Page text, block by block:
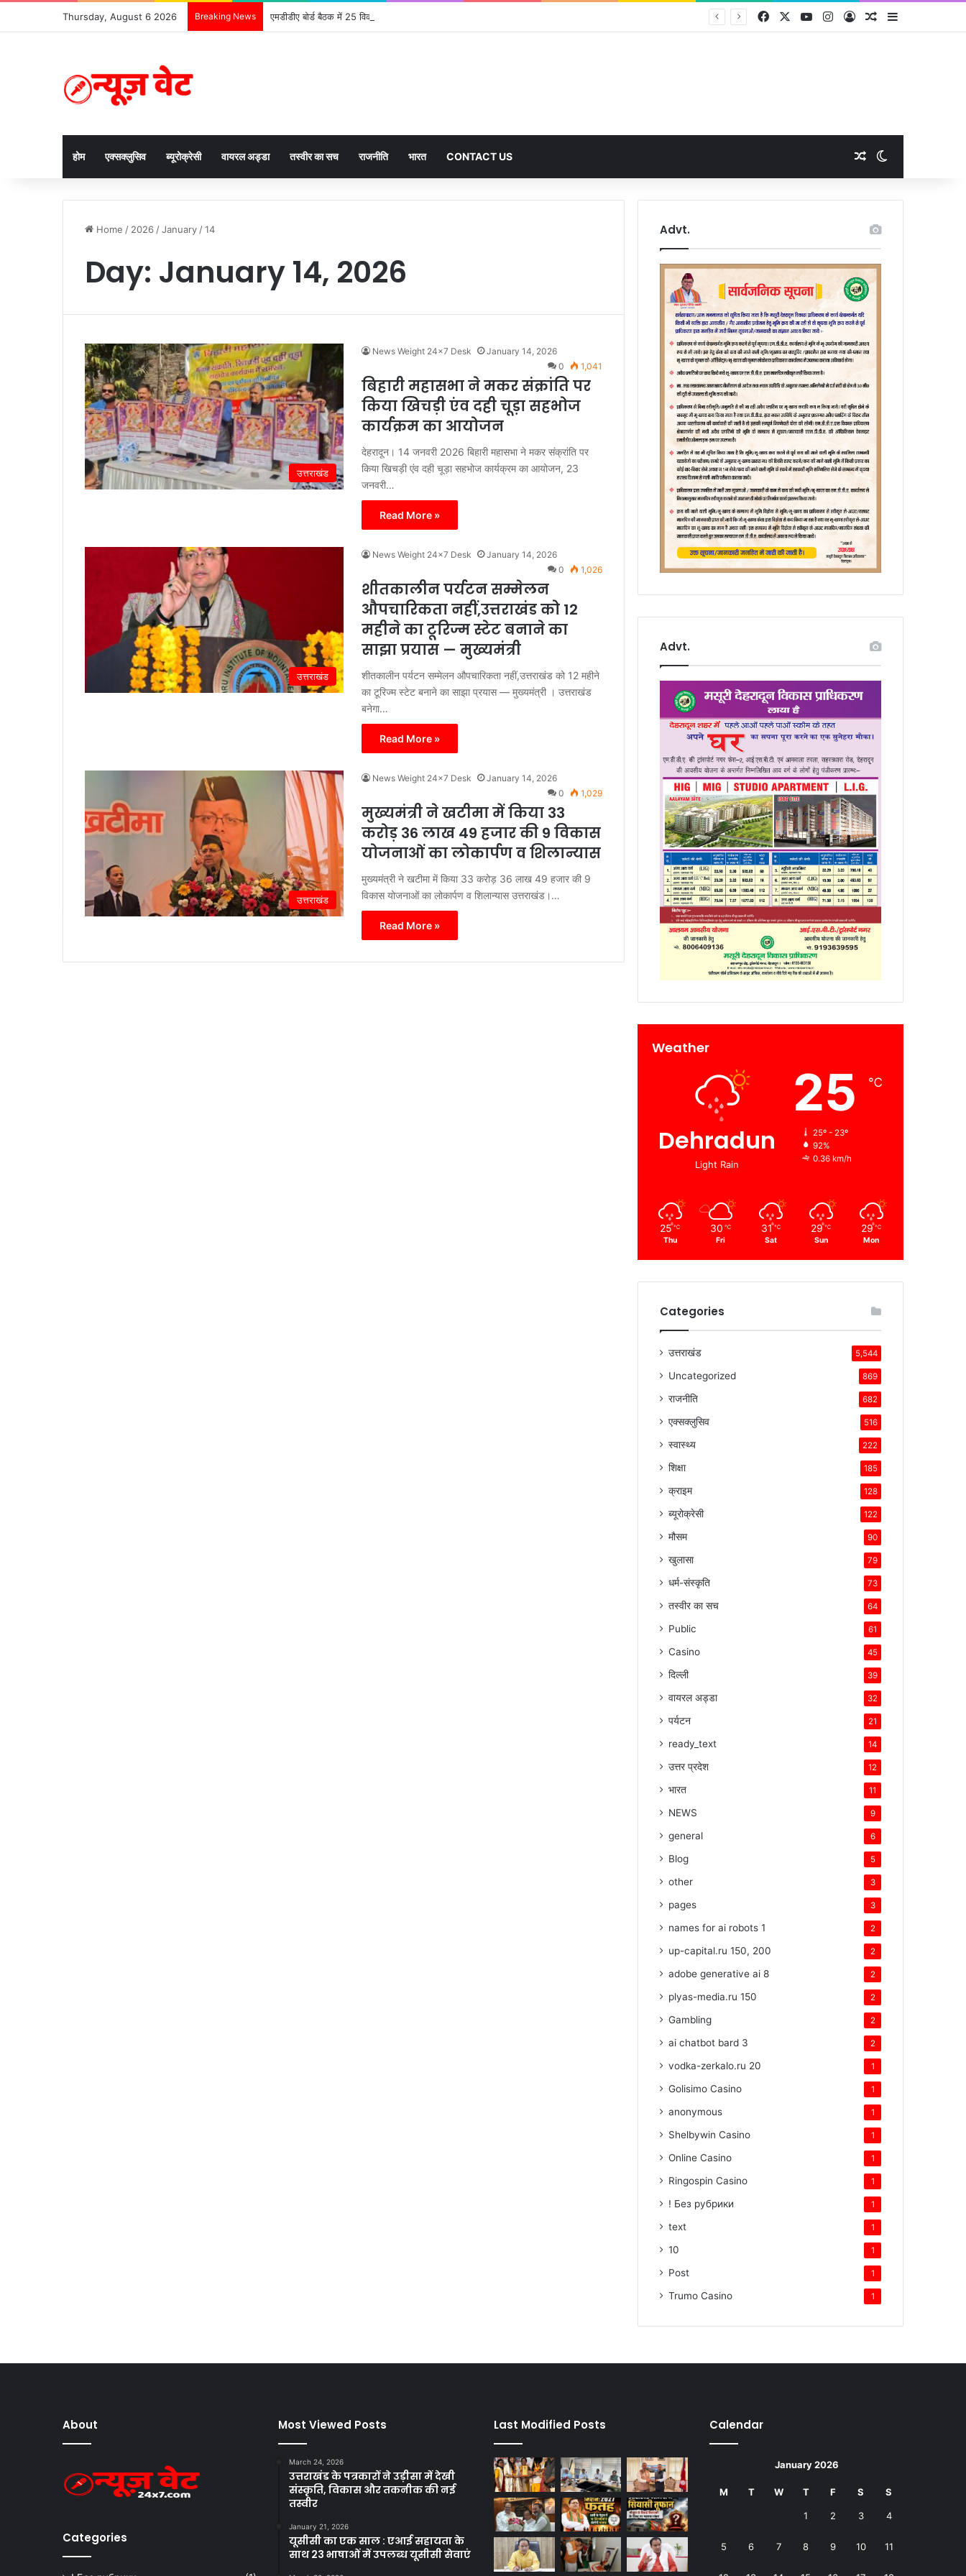
Thursday, August 6 2026 Breaking News एमडीडीए बोर्ड बैठक में 25 विकास प्रस्तावों को मिली मंजूरी, देहरादून-मसूरी के नियोजित विकास को मिलेगी रफ्तार Facebook YouTubeInstagram
Log InRandom Article
होम एक्सक्लुसिव ब्यूरोक्रेसी वायरल अड्डा तस्वीर का सच राजनीति भारत CONTACT US Random Article
Home / 2026 /January /14
Day: January 14, 2026
उत्तराखंड
News Weight 24x7 Desk
January 14, 2026
0
1,041
बिहारी महासभा ने मकर संक्रांति पर
किया खिचड़ी एंव दही चूड़ा सहभोज
कार्यक्रम का आयोजन
देहरादून। 14 जनवरी 2026 बिहारी महासभा ने मकर संक्रांति पर
किया खिचड़ी एंव दही चूड़ा सहभोज कार्यक्रम का आयोजन, 23
जनवरी…
Read More »
उत्तराखंड
News Weight 24x7 Desk
January 14, 2026
0
1,026
शीतकालीन पर्यटन सम्मेलन
औपचारिकता नहीं,उत्तराखंड को 12
महीने का टूरिज्म स्टेट बनाने का
साझा प्रयास — मुख्यमंत्री
शीतकालीन पर्यटन सम्मेलन औपचारिकता नहीं,उत्तराखंड को 12 महीने
का टूरिज्म स्टेट बनाने का साझा प्रयास — मुख्यमंत्री । उत्तराखंड
बनेगा…
Read More »
उत्तराखंड
News Weight 24x7 Desk
January 14, 2026
0
1,029
मुख्यमंत्री ने खटीमा में किया 33
करोड़ 36 लाख 49 हजार की 9 विकास
योजनाओं का लोकार्पण व शिलान्यास
मुख्यमंत्री ने खटीमा में किया 33 करोड़ 36 लाख 49 हजार की 9
विकास योजनाओं का लोकार्पण व शिलान्यास उत्तराखंड।…
Read More »
Advt.
Advt.
Weather
Dehradun
Light Rain
25 ℃
25º - 23º
92%
0.36 km/h
25 ℃
Thu
30 ℃
Fri
31 ℃
Sat
29 ℃
Sun
29 ℃
Mon
Categories
उत्तराखंड 5,544
Uncategorized 869
राजनीति 682
एक्सक्लुसिव 516
स्वास्थ्य 222
शिक्षा 185
क्राइम 128
ब्यूरोक्रेसी 122
मौसम 90
खुलासा 79
धर्म-संस्कृति 73
तस्वीर का सच 64
Public 61
Casino 45
दिल्ली 39
वायरल अड्डा 32
पर्यटन 21
ready_text 14
उत्तर प्रदेश 12
भारत 11
NEWS 9
general 6
Blog 5
other 3
pages 3
names for ai robots 1 2
up-capital.ru 150, 200 2
adobe generative ai 8 2
plyas-media.ru 150 2
Gambling 2
ai chatbot bard 3 2
vodka-zerkalo.ru 20 1
Golisimo Casino 1
anonymous 1
Shelbywin Casino 1
Online Casino 1
Ringospin Casino 1
! Без рубрики 1
text 1
10 1
Post 1
Trumo Casino 1
About
Categories
Most Viewed Posts
March 24, 2026
उत्तराखंड के पत्रकारों ने उड़ीसा में देखी
संस्कृति, विकास और तकनीक की नई
तस्वीर
January 21, 2026
यूसीसी का एक साल : एआई सहायता के
साथ 23 भाषाओं में उपलब्ध यूसीसी सेवाएं
Last Modified Posts Calendar
January 2026
M T W T F S S
1 2 3 4
5 6 7 8 9 10 11